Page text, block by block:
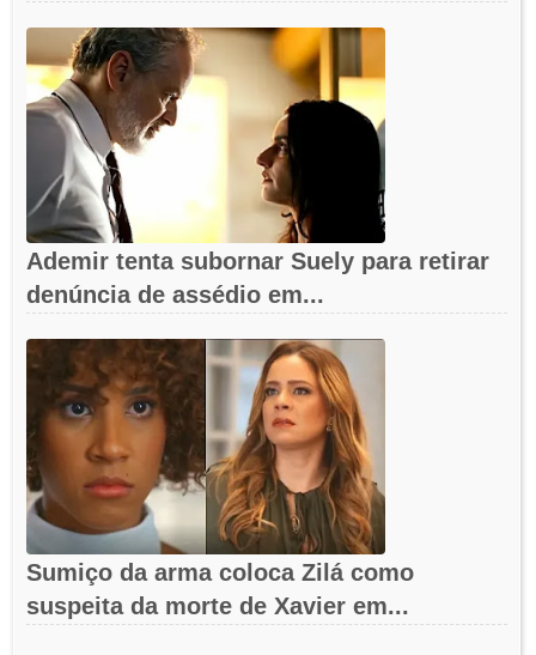
Ademir tenta subornar Suely para retirar
denúncia de assédio em...
Sumiço da arma coloca Zilá como
suspeita da morte de Xavier em...